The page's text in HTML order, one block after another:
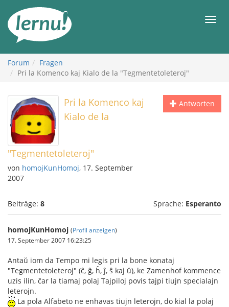
Inhalt
Forum
Fragen
Pri la Komenco kaj Kialo de la "Tegmentetoleteroj"
Antworten
Pri la Komenco kaj
Kialo de la
"Tegmentetoleteroj"
von homojKunHomoj, 17. September
2007
Beiträge: 8 Sprache: Esperanto
homojKunHomoj (Profil anzeigen)
17. September 2007 16:23:25
Antaŭ iom da Tempo mi legis pri la bone konataj
"Tegmentetoleteroj" (ĉ, ĝ, ĥ, ĵ, ŝ kaj ŭ), ke Zamenhof kommence
uzis ilin, ĉar la tiamaj polaj Tajpiloj povis tajpi tiujn specialajn
leterojn.
La pola Alfabeto ne enhavas tiujn leterojn, do kial la polaj